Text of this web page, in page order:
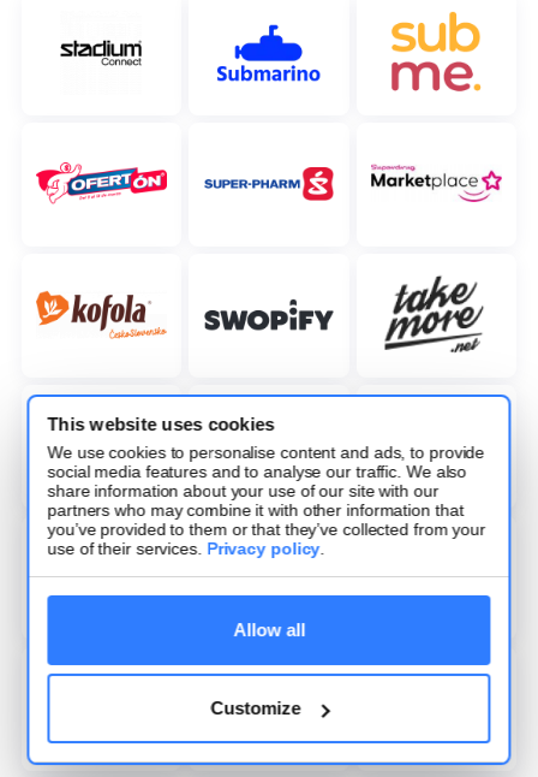
This website uses cookies
We use cookies to personalise content and ads, to provide
social media features and to analyse our traffic. We also
share information about your use of our site with our
partners who may combine it with other information that
you’ve provided to them or that they’ve collected from your
use of their services. Privacy policy.
Allow all
Customize